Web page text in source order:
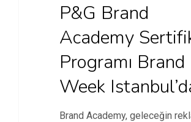
P&G Brand
Academy
Programı Brand
Week
Brand Academy, geleceğin